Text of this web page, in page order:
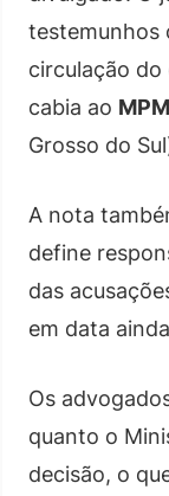
testemunhos
circulação
cabia ao
Grosso do
A nota
define
das
em data
Os
quanto o
decisão, o